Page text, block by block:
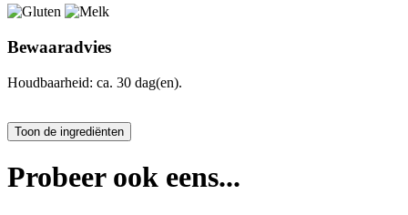
Bewaaradvies
Houdbaarheid: ca. 30 dag(en).
Probeer ook eens...